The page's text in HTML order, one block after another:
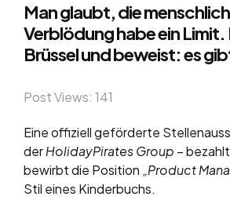
Man glaubt, die
Verblödung habe ein
Brüssel und beweist: es
Post Views: 141
Eine offiziell geförderte
derHolidayPirates Group –
bewirbt die Position „Product
Stil eines Kinderbuchs.